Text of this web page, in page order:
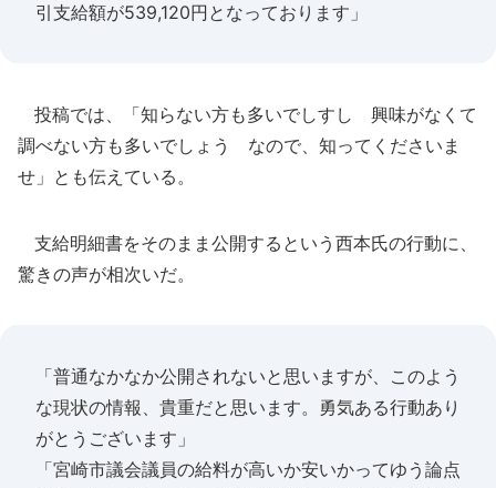
引支給額が539,120円となっております」
投稿では、「知らない方も多いでしすし 興味がなくて
調べない方も多いでしょう なので、知ってくださいま
せ」とも伝えている。
支給明細書をそのまま公開するという西本氏の行動に、
驚きの声が相次いだ。
「普通なかなか公開されないと思いますが、このよう
な現状の情報、貴重だと思います。勇気ある行動あり
がとうございます」
「宮崎市議会議員の給料が高いか安いかってゆう論点